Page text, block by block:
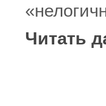
Читать